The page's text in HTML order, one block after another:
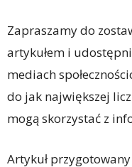
Zapraszamy do
artykułem i
mediach
do jak największej
mogą skorzystać z
Artykuł